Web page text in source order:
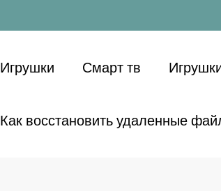
Игрушки Смарт тв
Как восстановить удаленные